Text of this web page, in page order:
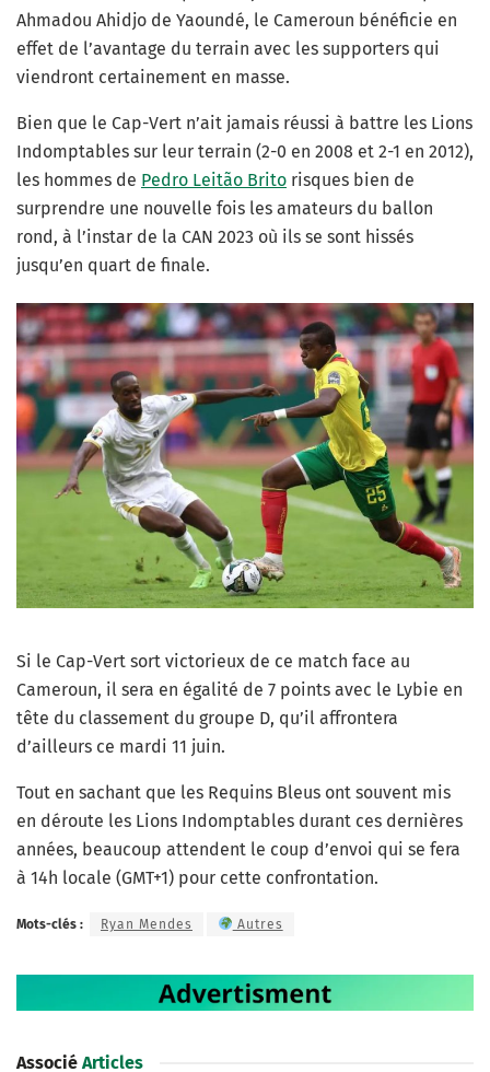
Ahmadou Ahidjo de Yaoundé, le Cameroun bénéficie en
effet de l’avantage du terrain avec les supporters qui
viendront certainement en masse.
Bien que le Cap-Vert n’ait jamais réussi à battre les Lions
Indomptables sur leur terrain (2-0 en 2008 et 2-1 en 2012),
les hommes de Pedro Leitão Brito risques bien de
surprendre une nouvelle fois les amateurs du ballon
rond, à l’instar de la CAN 2023 où ils se sont hissés
jusqu’en quart de finale.
Si le Cap-Vert sort victorieux de ce match face au
Cameroun, il sera en égalité de 7 points avec le Lybie en
tête du classement du groupe D, qu’il affrontera
d’ailleurs ce mardi 11 juin.
Tout en sachant que les Requins Bleus ont souvent mis
en déroute les Lions Indomptables durant ces dernières
années, beaucoup attendent le coup d’envoi qui se fera
à 14h locale (GMT+1) pour cette confrontation.
Mots-clés : Ryan Mendes Autres
Associé Articles